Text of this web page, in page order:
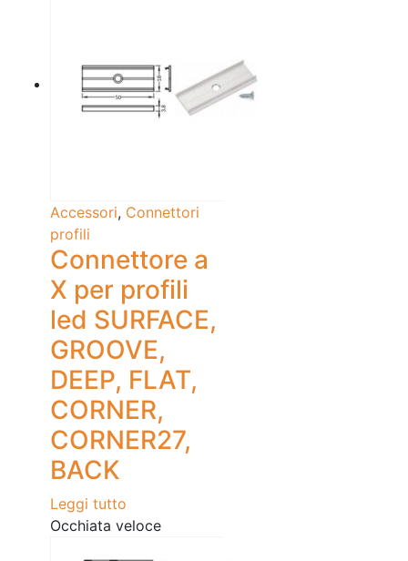
Accessori, Connettori
profili
Connettore a
X per profili
led SURFACE,
GROOVE,
DEEP, FLAT,
CORNER,
CORNER27,
BACK
Leggi tutto
Occhiata veloce